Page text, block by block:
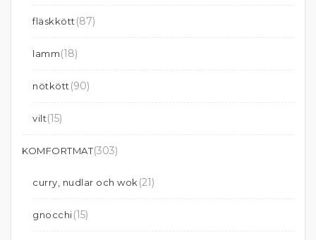
fläskkött (87)
lamm(18)
nötkött (90)
vilt(15)
KOMFORTMAT(303)
curry, nudlar och wok (21)
gnocchi(15)